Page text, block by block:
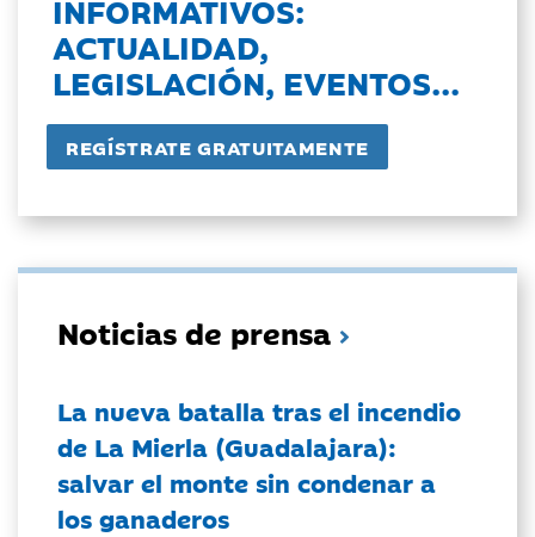
INFORMATIVOS:
ACTUALIDAD,
LEGISLACIÓN, EVENTOS...
Noticias de prensa
La nueva batalla tras el incendio
de La Mierla (Guadalajara):
salvar el monte sin condenar a
los ganaderos